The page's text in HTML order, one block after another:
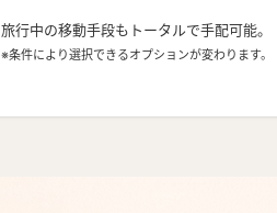
旅行中の移動手段もトータルで手配可能。
※条件により選択できるオプションが変わります。